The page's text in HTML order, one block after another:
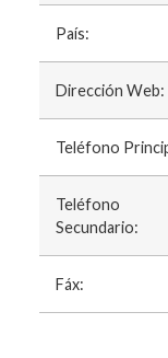
País:
Dirección Web:
Teléfono
Teléfono
Secundario:
Fáx: